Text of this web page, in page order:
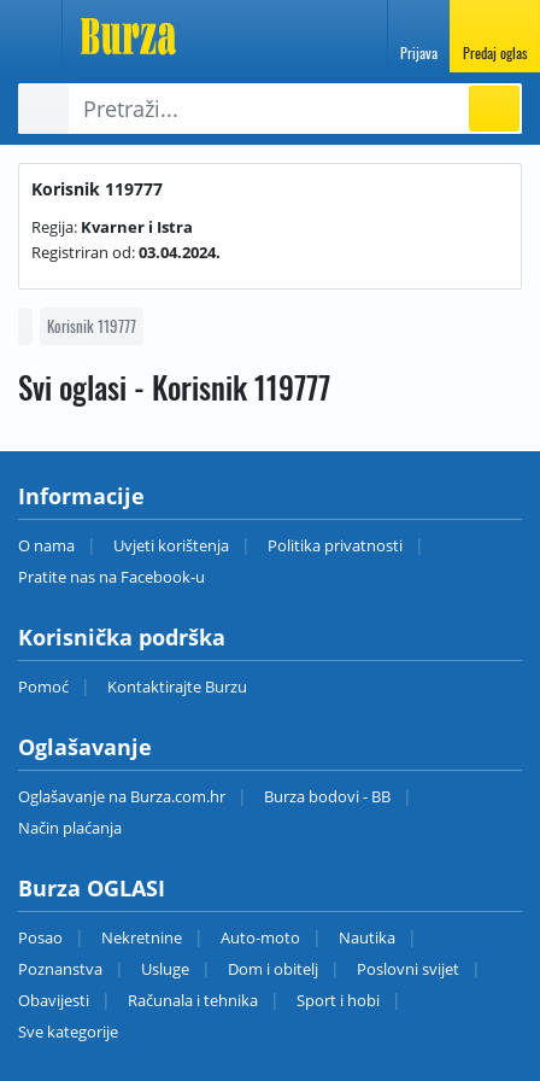
Prijava Predaj oglas
Korisnik 119777
Regija: Kvarner i Istra
Registriran od:03.04.2024.
Korisnik 119777
Svi oglasi - Korisnik 119777
Informacije
O nama Uvjeti korištenja
Politika privatnosti
Pratite nas na Facebook-u
Korisnička podrška
Pomoć Kontaktirajte Burzu
Oglašavanje
Oglašavanje na Burza.com.hr
Burza bodovi - BB
Način plaćanja
Burza OGLASI
Posao Nekretnine Auto-moto
Nautika
Poznanstva
Usluge Dom i obitelj
Poslovni svijet
Obavijesti
Računala i tehnika
Sport i hobi
Sve kategorije